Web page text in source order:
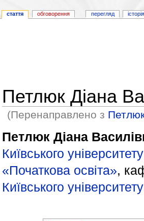
Петлюк Діана
(Перенаправлено з
Петлюк Діана
Київського
«Початкова освіта»,
Київського
стаття обговорення перегляд